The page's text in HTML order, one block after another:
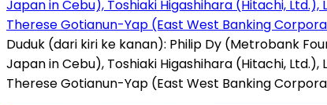
Duduk (dari kiri ke kanan): Philip Dy (Metrobank
Japan in Cebu), Toshiaki Higashihara (Hitachi,
Therese Gotianun-Yap (East West Banking